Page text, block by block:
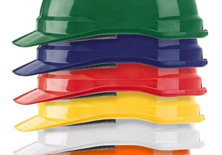
% OUTLET
Predajne Kontakt Chránená dielňa
Pre firmy
Katalógy
Doprava, platba a zľavy
Potlač lôg
Formulár na výmenu tovaru
Kto sme
Reklamačný poriadok
Akcie v predajniach
Formulár na vrátenie tovaru /odstúpenie od zmluvy
Obchodné podmienky
Zásady ochrany osobných údajov